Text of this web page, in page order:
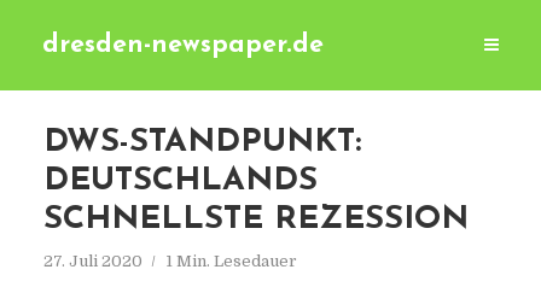
dresden-newspaper.de
DWS-STANDPUNKT:
DEUTSCHLANDS
SCHNELLSTE REZESSION
27. Juli 2020 1 Min. Lesedauer